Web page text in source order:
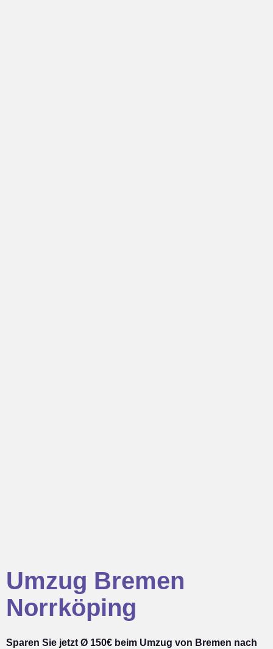
Umzug Bremen
Norrköping
Sparen Sie jetzt Ø 150€ beim Umzug von Bremen nach